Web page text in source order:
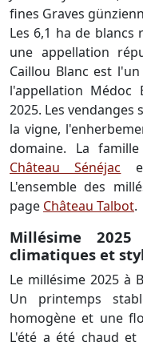
fines Graves
Les 6,1 ha de
une appellation
Caillou Blanc est
l'appellation
2025. Les
la vigne,
domaine. La
Château Sénéjac
L'ensemble des
page Château Talbot.
Millésime
climatiques et
Le millésime 2025 à
Un printemps
homogène et une
L'été a été chaud et